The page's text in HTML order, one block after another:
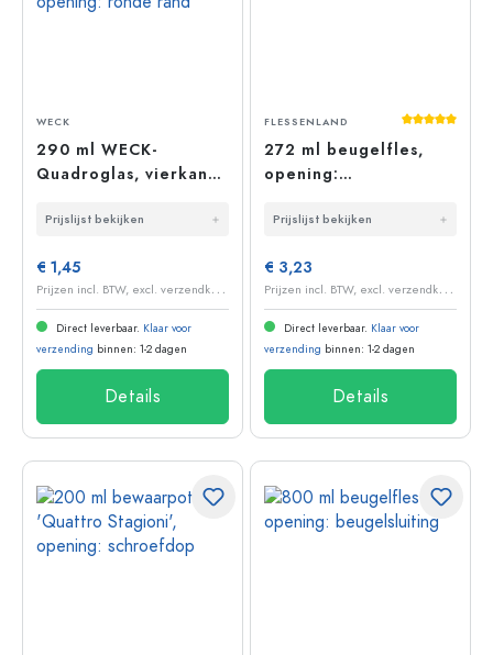
WECK
290 ml WECK-
Quadroglas, vierkant,
Prijslijst bekijken
€ 1,45
P
rijzen incl. BTW, excl. verzendkosten
Direct leverbaar. Klaar voor
verzending binnen: 1-2 dagen
Details
FLESSENLAND
272 ml beugelfles,
opening:
Prijslijst bekijken
€ 3,23
P
rijzen incl. BTW, excl. verzendkosten
Direct leverbaar. Klaar voor
verzending binnen: 1-2 dagen
Details